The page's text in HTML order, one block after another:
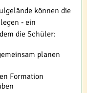
können die
- ein
die Schüler:
planen
Formation